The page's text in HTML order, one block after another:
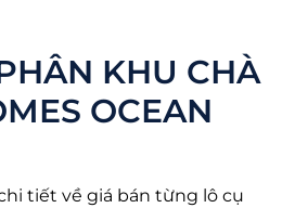
KHU CHÀ
OCEAN
tiết về giá bán từng lô cụ